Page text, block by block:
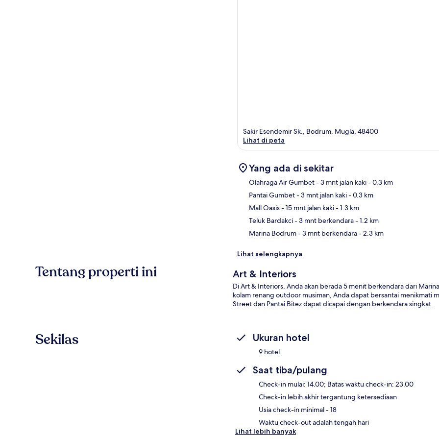
Sakir Esendemir Sk., Bodrum, Mugla, 48400
Lihat di peta
Yang ada di sekitar
Olahraga Air Gumbet- 3 mnt jalan kaki- 0.3 km
Pantai Gumbet- 3 mnt jalan kaki- 0.3 km
Mall Oasis- 15 mnt jalan kaki- 1.3 km
Teluk Bardakci- 3 mnt berkendara- 1.2 km
Marina Bodrum- 3 mnt berkendara- 2.3 km
Lihat selengkapnya
Tentang properti ini Art & Interiors
Di Art & Interiors, Anda akan berada 5 menit berkendara dari
kolam renang outdoor musiman, Anda dapat bersantai menikmati
Street dan Pantai Bitez dapat dicapai dengan berkendara singkat.
Sekilas Ukuran hotel
9 hotel
Saat tiba/pulang
Check-in mulai: 14.00; Batas waktu check-in: 23.00
Check-in lebih akhir tergantung ketersediaan
Usia check-in minimal - 18
Waktu check-out adalah tengah hari
Lihat lebih banyak